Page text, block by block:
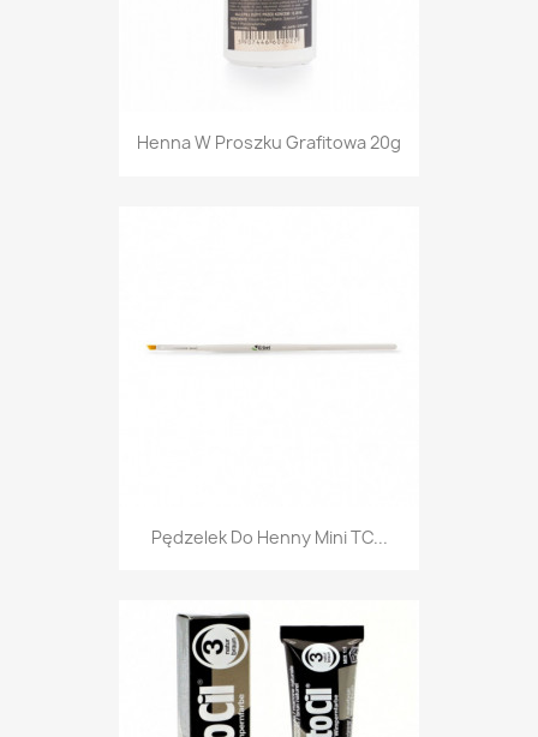
Henna W Proszku Grafitowa 20g
Pędzelek Do Henny Mini TC...